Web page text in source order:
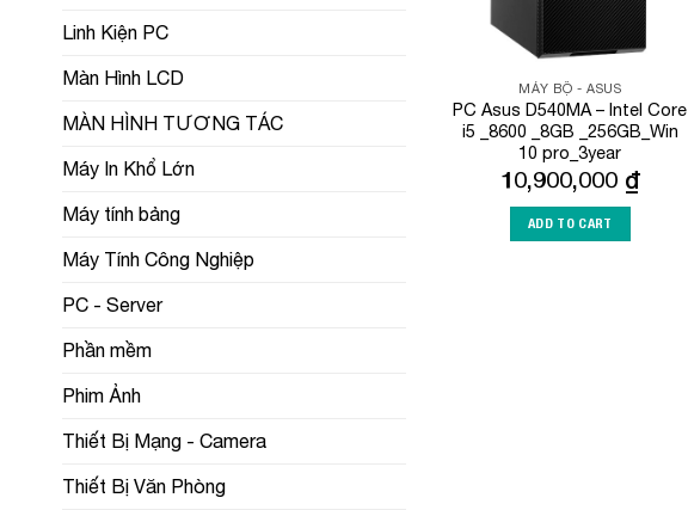
Linh Kiện PC
Màn Hình LCD
MÀN HÌNH TƯƠNG TÁC
Máy In Khổ Lớn
Máy tính bảng
Máy Tính Công Nghiệp
PC - Server
Phần mềm
Phim Ảnh
Thiết Bị Mạng - Camera
Thiết Bị Văn Phòng
MÁY BỘ - ASUS
PC Asus D540MA – Intel Core
i5 _8600 _8GB _256GB_Win
10 pro_3year
10,900,000 ₫
ADD TO CART